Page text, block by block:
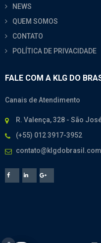
NEWS
QUEM SOMOS
CONTATO
POLÍTICA DE PRIVACIDADE
FALE COM A KLG DO
Canais de Atendimento
R. Valença, 328 - São
(+55) 012 3917-3952